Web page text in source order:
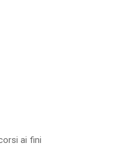
ai fini